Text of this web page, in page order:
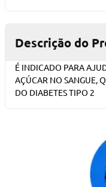
Descrição do
É INDICADO PARA
AÇÚCAR NO SANGUE,
DO DIABETES TIPO 2